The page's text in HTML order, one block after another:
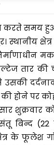
करते समय
स्थानीय
तार
होने पर
शुक्रवार
संतू बिन्द
के फूलेश